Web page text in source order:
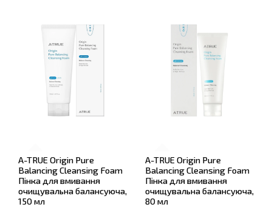
A-TRUE Origin Pure
Balancing Cleansing Foam
Пінка для вмивання
очищувальна балансуюча,
150 мл
A-TRUE Origin Pure
Balancing Cleansing Foam
Пінка для вмивання
очищувальна балансуюча,
80 мл